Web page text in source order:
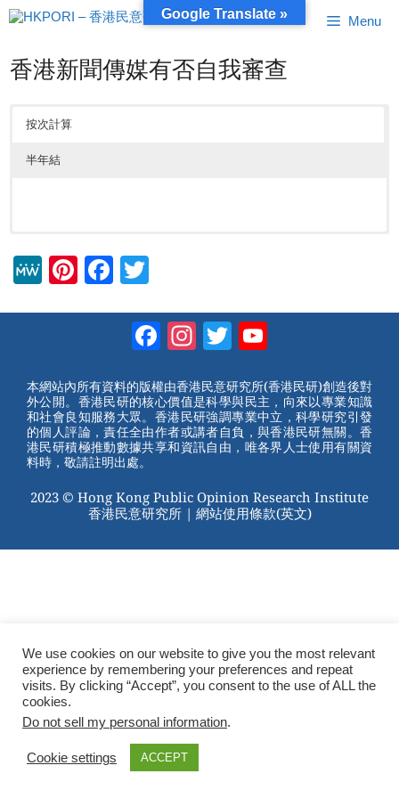
跳
至
容
Menu
香港新聞傳媒有否自我審查
按次計算
半年結
M
Pi
st
F
b
o
o
k
tt
er
Facebook
Instagram
Twitter
本網站內所有資料的版權由香港民意研究所(香港民研)創造後對
外公開。香港民研的核心價值是科學與民主，向來以專業知識
和社會良知服務大眾。香港民研強調專業中立，科學研究引發
的個人評論，責任全由作者或講者自負，與香港民研無關。香
港民研積極推動數據共享和資訊自由，唯各界人士使用有關資
料時，敬請註明出處。
2023 © Hong Kong Public Opinion Research Institute
香港民意研究所 | 網站使用條款(英文)
We use cookies on our website to give you the most relevant
experience by remembering your preferences and repeat
visits. By clicking “Accept”, you consent to the use of ALL the
cookies.
Do not sell my personal information.
Cookie settings ACCEPT
Google Translate »